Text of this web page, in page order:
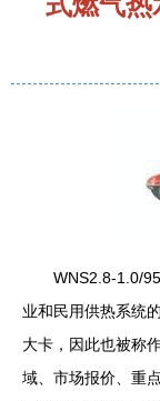
WNS2.8-1.0/
业和民用供热系统
大卡，因此也被称
域、市场报价、重